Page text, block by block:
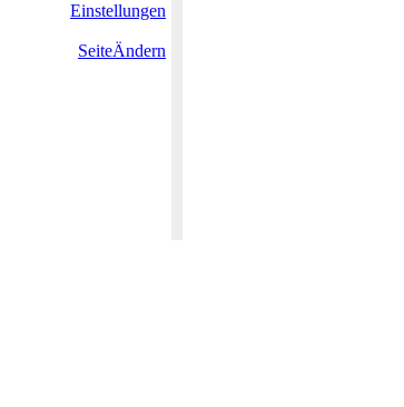
Einstellungen
SeiteÄndern